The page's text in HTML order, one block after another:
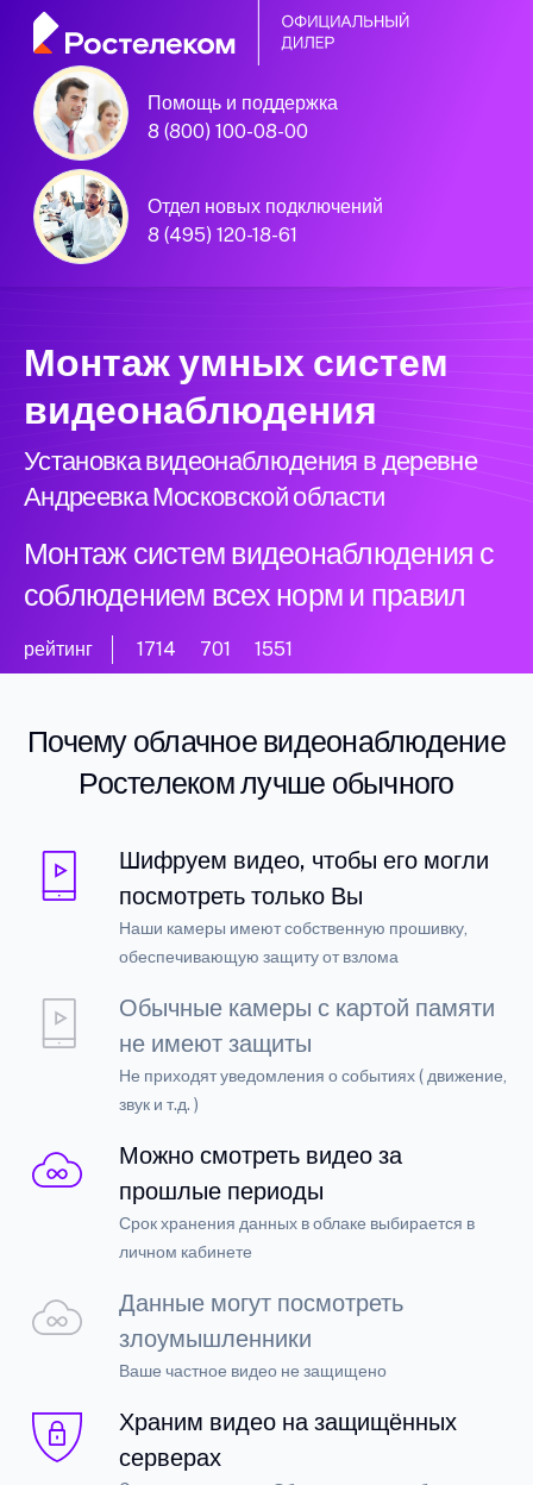
Помощь и поддержка
8 (800) 100-08-00
Отдел новых подключений
8 (495) 120-18-61
Официальный
партнёр Ростелеком
Московская область
Монтаж умных систем
видеонаблюдения
Установка видеонаблюдения в деревне
Андреевка Московской области
Монтаж систем видеонаблюдения с
соблюдением всех норм и правил
рейтинг 1714 701 1551
Почему облачное видеонаблюдение
Ростелеком лучше обычного
Шифруем видео, чтобы его могли
посмотреть только Вы
Наши камеры имеют собственную прошивку,
обеспечивающую защиту от взлома
Обычные камеры с картой памяти
не имеют защиты
Не приходят уведомления о событиях ( движение,
звук и т.д. )
Можно смотреть видео за
прошлые периоды
Срок хранения данных в облаке выбирается в
личном кабинете
Данные могут посмотреть
злоумышленники
Ваше частное видео не защищено
Храним видео на защищённых
серверах